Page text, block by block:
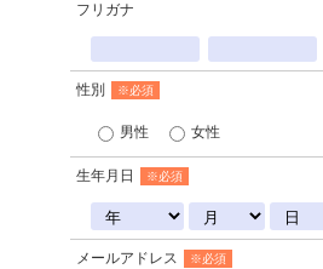
フリガナ
性別 ※必須
男性 女性
生年月日 ※必須
メールアドレス ※必須